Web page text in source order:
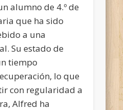
alumno de 4.º de
que ha sido
a una
Su estado de
tiempo
lo que
con regularidad a
Alfred ha